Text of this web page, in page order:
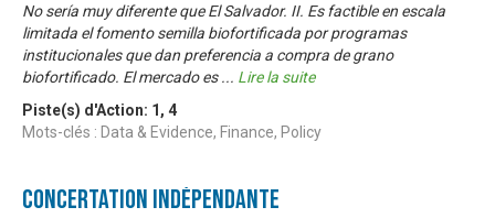
No sería muy diferente que El Salvador. II. Es factible en escala
limitada el fomento semilla biofortificada por programas
institucionales que dan preferencia a compra de grano
biofortificado. El mercado es... Lire la suite
Piste(s) d'Action: 1 , 4
Mots-clés : Data & Evidence, Finance, Policy
Concertation Indépendante